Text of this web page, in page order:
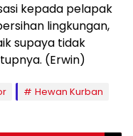
kepada pelapak
lingkungan,
supaya tidak
(Erwin)
Hewan Kurban